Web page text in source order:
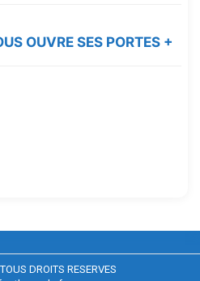
OUVRE SES PORTES +
DROITS RESERVES